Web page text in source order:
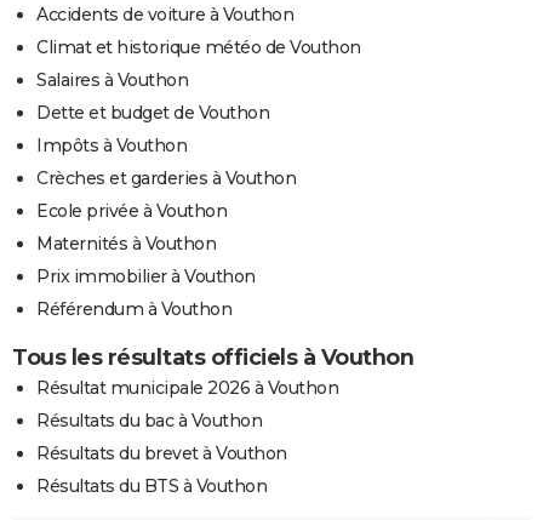
Accidents de voiture à Vouthon
Climat et historique météo de Vouthon
Salaires à Vouthon
Dette et budget de Vouthon
Impôts à Vouthon
Crèches et garderies à Vouthon
Ecole privée à Vouthon
Maternités à Vouthon
Prix immobilier à Vouthon
Référendum à Vouthon
Tous les résultats officiels à Vouthon
Résultat municipale 2026 à Vouthon
Résultats du bac à Vouthon
Résultats du brevet à Vouthon
Résultats du BTS à Vouthon